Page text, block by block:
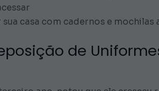
casa com cadernos e mochilas
de